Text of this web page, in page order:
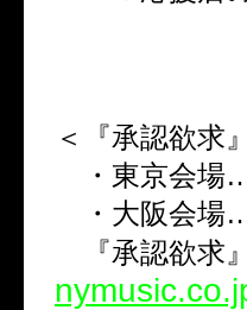
＜『承認欲求
・東京会場
・大阪会場
『承認欲求